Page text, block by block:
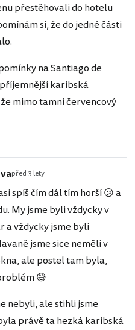
přestěhovali do hotelu
si, že do jedné části
na Santiago de
karibská
mimo tamní červencový
před 3 lety
spíš čím dál tím horší 😕 a
My jsme byli vždycky v
a vždycky jsme byli
jsme sice neměli v
ale postel tam byla,
😅
nebyli, ale stihli jsme
právě ta hezká karibská